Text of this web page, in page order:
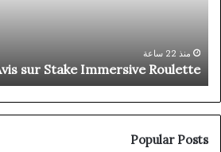
منذ 22 ساعة
sur Stake Immersive Roulette
Popular Posts